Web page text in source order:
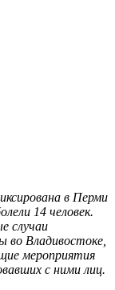
в Перми
14 человек.
случаи
во Владивостоке,
мероприятия
с ними лиц.